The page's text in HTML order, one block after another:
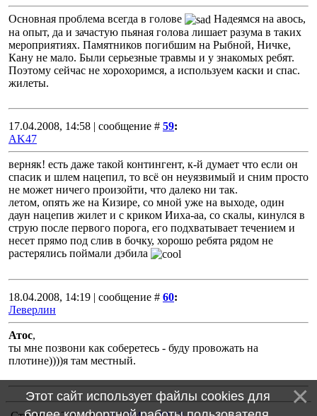
Основная проблема всегда в голове
Надеямся на авось,
на опыт, да и зачастую пьяная голова лишает разума в таких
мероприятиях. Памятников погибшим на Рыбной, Ничке,
Кану не мало. Были серьезные травмы и у знакомых ребят.
Поэтому сейчас не хорохоримся, а используем каски и спас.
жилеты.
17.04.2008, 14:58 | сообщение # 59:
AK47
верняк! есть даже такой контингент, к-й думает что если он
спасик и шлем нацепил, то всё он неуязвимый и сним просто
не может ничего произойти, что далеко ни так.
летом, опять же на Кизире, со мной уже на выходе, один
даун нацепив жилет и с криком Ииха-аа, со скалы, кинулся в
струю после первого порога, его подхватывает течением и
несет прямо под слив в бочку, хорошо ребята рядом не
растерялись поймали дэбила
18.04.2008, 14:19 | сообщение # 60:
Леверлин
Атос,
ты мне позвони как соберетесь - буду провожать на
плотине))))я там местный.
Этот сайт использует файлы cookies для